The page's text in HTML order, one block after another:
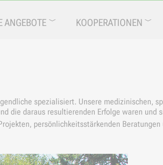
ANGEBOTE KOOPERATIONEN
spezialisiert. Unsere medizinischen,
die daraus resultierenden Erfolge waren und
persönlichkeitsstärkenden Beratungen